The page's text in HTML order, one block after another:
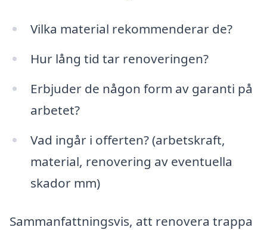
Vilka material rekommenderar de?
Hur lång tid tar renoveringen?
Erbjuder de någon form av garanti på
arbetet?
Vad ingår i offerten? (arbetskraft,
material, renovering av eventuella
skador mm)
Sammanfattningsvis, att renovera trappa